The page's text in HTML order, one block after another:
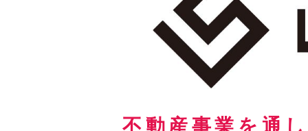
不動産事業を通